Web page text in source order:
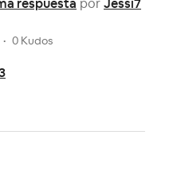
por
0 Kudos